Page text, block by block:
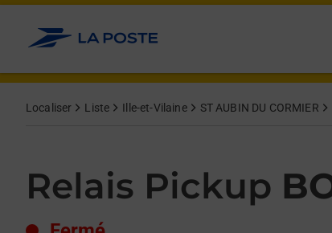
Allez au contenu
Localiser Liste Ille-et-Vilaine ST AUBIN DU CORMIER
Relais Pickup
Day of the WeekHours
Get directions to Relais Pickup at 12 RUE DE LA
lien s'ouvre dans un nouvel onglet